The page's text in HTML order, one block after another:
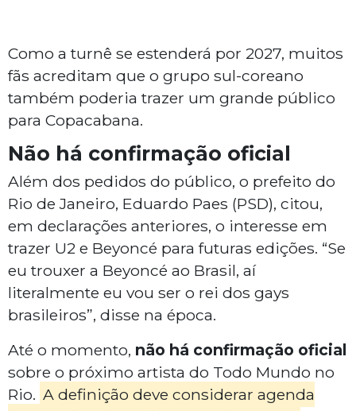
Como a turnê se estenderá por 2027, muitos
fãs acreditam que o grupo sul-coreano
também poderia trazer um grande público
para Copacabana.
Não há confirmação oficial
Além dos pedidos do público, o prefeito do
Rio de Janeiro, Eduardo Paes (PSD), citou,
em declarações anteriores, o interesse em
trazer U2 e Beyoncé para futuras edições. “Se
eu trouxer a Beyoncé ao Brasil, aí
literalmente eu vou ser o rei dos gays
brasileiros”, disse na época.
Até o momento, não há confirmação oficial
sobre o próximo artista do Todo Mundo no
Rio. A definição deve considerar agenda